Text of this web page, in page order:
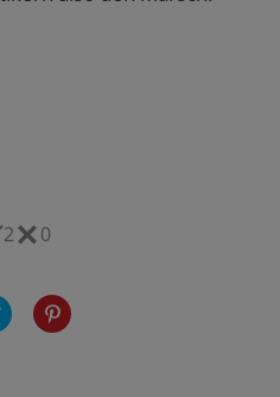
2 0
K
l
K
l